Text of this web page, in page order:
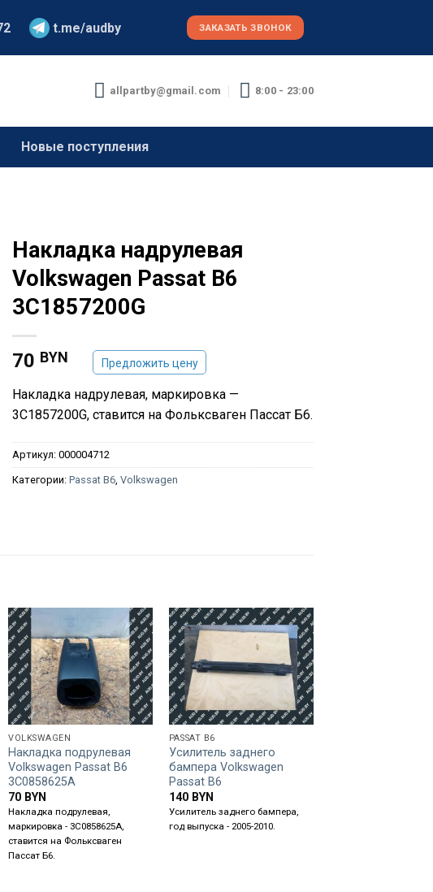
t.me/audby ЗАКАЗАТЬ ЗВОНОК
allpartby@gmail.com 8:00 - 23:00
Новые поступления
Накладка надрулевая
Volkswagen Passat B6
3C1857200G
70 BYN Предложить цену
Накладка надрулевая, маркировка —
3C1857200G, ставится на Фольксваген Пассат Б6.
Артикул:000004712
Категории:Passat B6 ,Volkswagen
VOLKSWAGEN
Накладка подрулевая
Volkswagen Passat B6
3C0858625A
70 BYN
Накладка подрулевая,
маркировка - 3C0858625A,
ставится на Фольксваген
Пассат Б6.
PASSAT B6
Усилитель заднего
бампера Volkswagen
Passat B6
140 BYN
Усилитель заднего бампера,
год выпуска - 2005-2010.